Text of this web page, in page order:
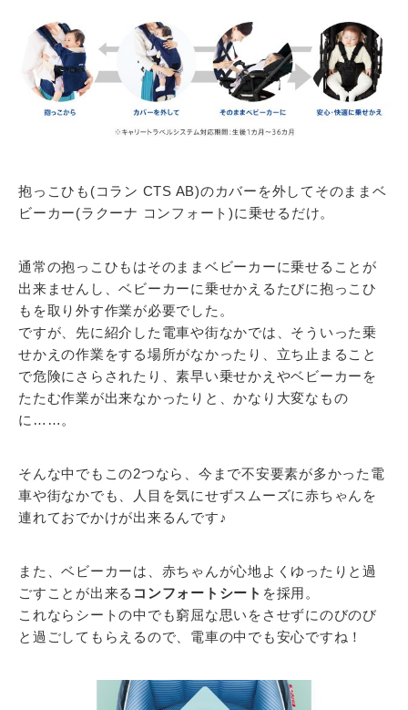
抱っこひも(コラン CTS AB)のカバーを外してそのままベ
ビーカー(ラクーナ コンフォート)に乗せるだけ。
通常の抱っこひもはそのままベビーカーに乗せることが
出来ませんし、ベビーカーに乗せかえるたびに抱っこひ
もを取り外す作業が必要でした。
ですが、先に紹介した電車や街なかでは、そういった乗
せかえの作業をする場所がなかったり、立ち止まること
で危険にさらされたり、素早い乗せかえやベビーカーを
たたむ作業が出来なかったりと、かなり大変なもの
に……。
そんな中でもこの2つなら、今まで不安要素が多かった電
車や街なかでも、人目を気にせずスムーズに赤ちゃんを
連れておでかけが出来るんです♪
また、ベビーカーは、赤ちゃんが心地よくゆったりと過
ごすことが出来る コンフォートシート を採用。
これならシートの中でも窮屈な思いをさせずにのびのび
と過ごしてもらえるので、電車の中でも安心ですね！